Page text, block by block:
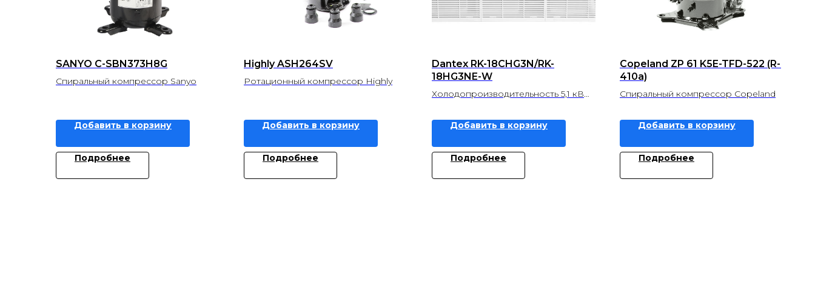
SANYO C-SBN373H8G
Спиральный компрессор Sanyo
Добавить в корзину
Подробнее
Highly ASH264SV
Ротационный компрессор Highly
Добавить в корзину
Подробнее
Dantex RK-18СHG3N/RK-
18HG3NE-W
Холодопроизводительность 5,1 кВ
Добавить в корзину
Подробнее
Copeland ZP 61 K5E-TFD-522 (R-
410a)
Спиральный компрессор Copeland
Добавить в корзину
Подробнее